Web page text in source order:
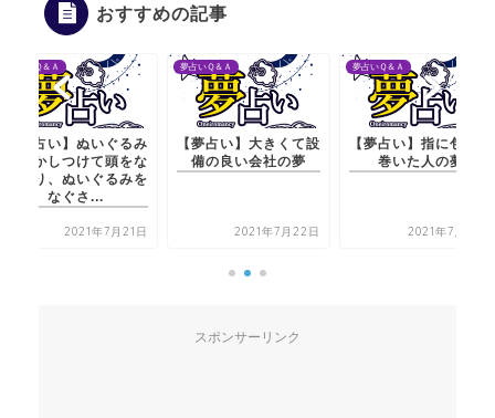
おすすめの記事
夢占いＱ＆Ａ
【夢占い】大きくて設
備の良い会社の夢
2021年7月22日
夢占いＱ＆Ａ
【夢占い】指に包帯を
巻いた人の夢
2021年7月20日
夢占いＱ＆Ａ
【夢占い】ぬいぐる
2021年7月21
スポンサーリンク